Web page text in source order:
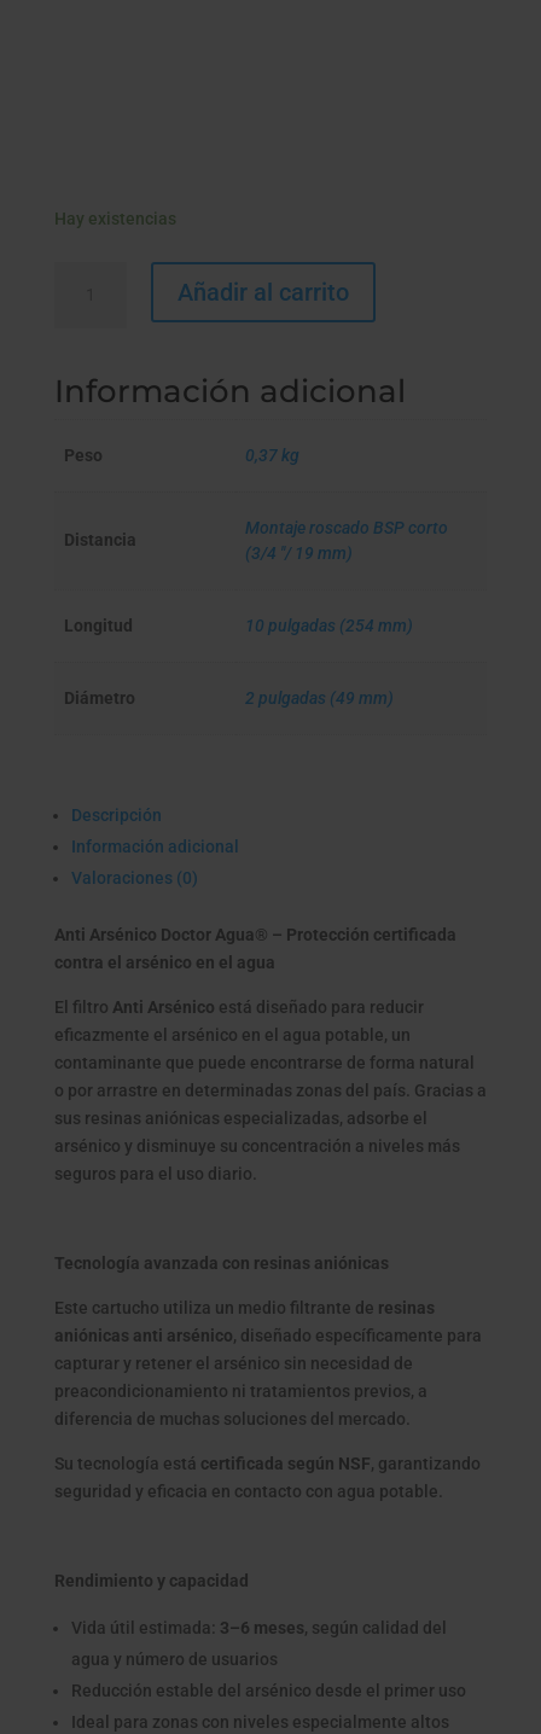
Hay existencias
Añadir al carrito
Información adicional
Peso 0,37 kg
Distancia
Montaje roscado BSP corto
(3/4 "/ 19 mm)
Longitud 10 pulgadas (254 mm)
Diámetro 2 pulgadas (49 mm)
Descripción
Información adicional
Valoraciones (0)
Anti Arsénico Doctor Agua® – Protección certificada
contra el arsénico en el agua
El filtro Anti Arsénico está diseñado para reducir
eficazmente el arsénico en el agua potable, un
contaminante que puede encontrarse de forma natural
o por arrastre en determinadas zonas del país. Gracias a
sus resinas aniónicas especializadas, adsorbe el
arsénico y disminuye su concentración a niveles más
seguros para el uso diario.
Tecnología avanzada con resinas aniónicas
Este cartucho utiliza un medio filtrante de resinas
aniónicas anti arsénico, diseñado específicamente para
capturar y retener el arsénico sin necesidad de
preacondicionamiento ni tratamientos previos, a
diferencia de muchas soluciones del mercado.
Su tecnología está certificada según NSF, garantizando
seguridad y eficacia en contacto con agua potable.
Rendimiento y capacidad
Vida útil estimada: 3–6 meses, según calidad del
agua y número de usuarios
Reducción estable del arsénico desde el primer uso
Ideal para zonas con niveles especialmente altos